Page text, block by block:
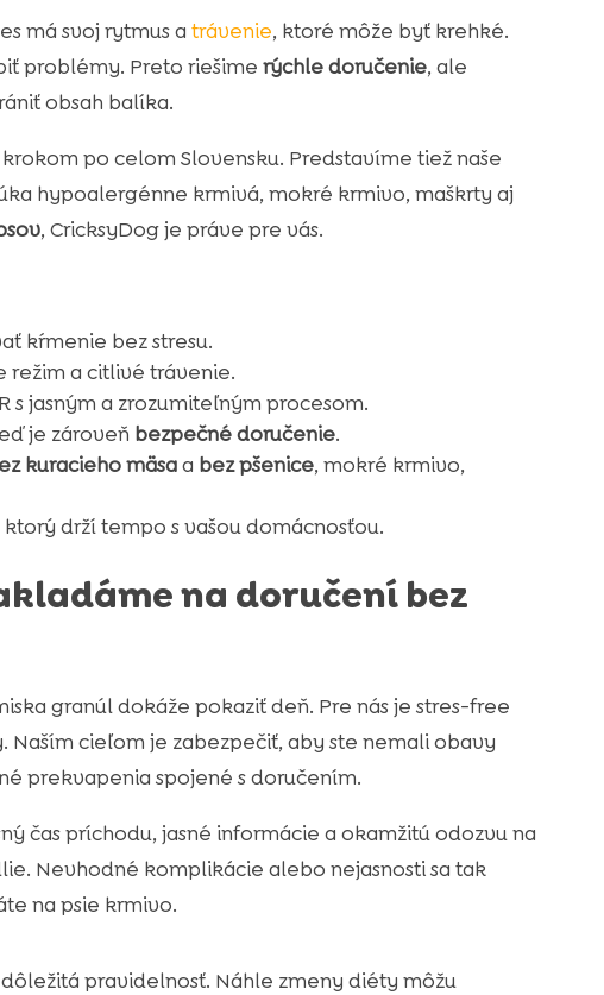
má svoj rytmus a trávenie, ktoré môže byť krehké.
problémy. Preto riešime rýchle doručenie, ale
obsah balíka.
po celom Slovensku. Predstavíme tiež naše
hypoalergénne krmivá, mokré krmivo, maškrty aj
, CricksyDog je práve pre vás.
kŕmenie bez stresu.
a citlivé trávenie.
s jasným a zrozumiteľným procesom.
je zároveň bezpečné doručenie.
kuracieho mäsaa bez pšenice, mokré krmivo,
ktorý drží tempo s vašou domácnosťou.
na doručení bez
granúl dokáže pokaziť deň. Pre nás je stres-free
cieľom je zabezpečiť, aby ste nemali obavy
prekvapenia spojené s doručením.
čas príchodu, jasné informácie a okamžitú odozvu na
Nevhodné komplikácie alebo nejasnosti sa tak
na psie krmivo.
pravidelnosť. Náhle zmeny diéty môžu